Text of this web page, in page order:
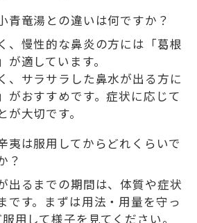
青竜湯との違いは何ですか？
、慢性的な鼻炎の方には「葛根
適しています。
、サラサラした鼻水が出る方に
がおすすめです。症状に応じて
大切です。
夷は服用してからどれくらいで
？
出るまでの期間は、体質や症状
です。まずは用法・用量を守っ
用して様子を見てください。